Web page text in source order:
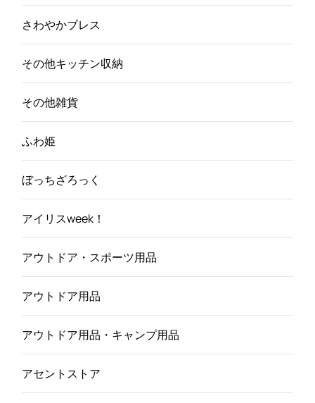
さわやかブレス
その他キッチン収納
その他雑貨
ふわ姫
ぼっちざろっく
アイリスweek！
アウトドア・スポーツ用品
アウトドア用品
アウトドア用品・キャンプ用品
アセントストア